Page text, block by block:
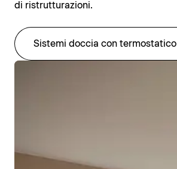
di ristrutturazioni.
Sistemi doccia con termostatico